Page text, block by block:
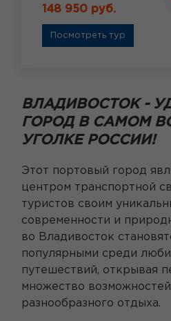
148 950 руб.
Посмотреть тур
ВЛАДИВОСТОК -
ГОРОД В САМОМ
УГОЛКЕ РОССИИ!
Этот портовый город
центром транспортной
туристов своим
современности и
во Владивосток
популярными среди
путешествий, открывая
множество
разнообразного отдыха.